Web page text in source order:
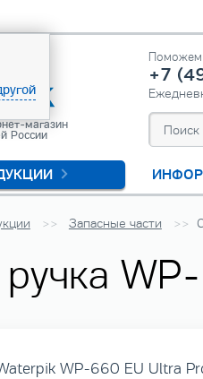
магазин
России
Поможем
+7
Запасные части
WP-660 EU Ultra